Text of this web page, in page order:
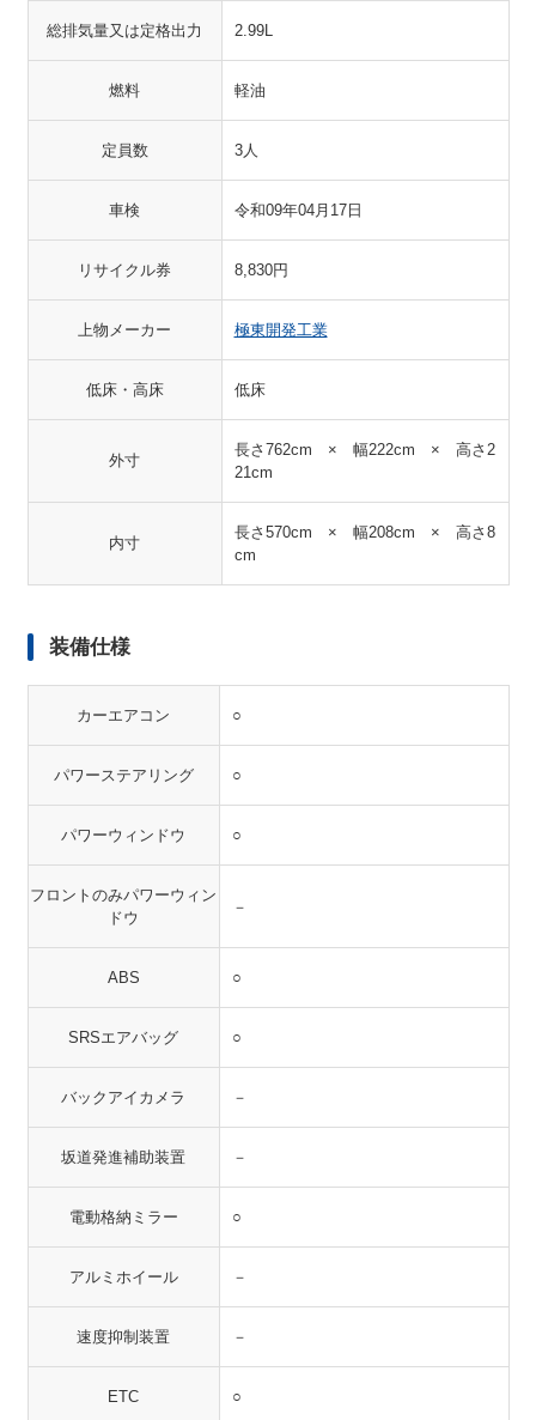
総排気量又は定格出力 2.99L
燃料 軽油
定員数 3人
車検 令和09年04月17日
リサイクル券 8,830円
上物メーカー 極東開発工業
低床・高床 低床
外寸
長さ762cm × 幅222cm × 高さ2
21cm
内寸
長さ570cm × 幅208cm × 高さ8
cm
装備仕様
カーエアコン ○
パワーステアリング ○
パワーウィンドウ ○
フロントのみパワーウィン
ドウ
－
ABS ○
SRSエアバッグ ○
バックアイカメラ －
坂道発進補助装置 －
電動格納ミラー ○
アルミホイール －
速度抑制装置 －
ETC ○